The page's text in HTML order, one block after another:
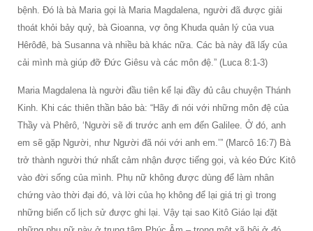
bệnh. Đó là bà Maria gọi là Maria Magdalena, người đã được giải
thoát khỏi bảy quỷ, bà Gioanna, vợ ông Khuda quản lý của vua
Hêrôđê, bà Susanna và nhiều bà khác nữa. Các bà này đã lấy của
cải mình mà giúp đỡ Đức Giêsu và các môn đệ.” (Luca 8:1-3)
Maria Magdalena là người đầu tiên kể lại đầy đủ câu chuyện Thánh
Kinh. Khi các thiên thần bảo bà: “Hãy đi nói với những môn đệ của
Thầy và Phêrô, ‘Người sẽ đi trước anh em đến Galilee. Ở đó, anh
em sẽ gặp Người, như Người đã nói với anh em.’” (Marcô 16:7) Bà
trở thành người thứ nhất cảm nhận được tiếng gọi, và kéo Đức Kitô
vào đời sống của mình. Phụ nữ không được dùng để làm nhân
chứng vào thời đại đó, và lời của họ không để lại giá trị gì trong
những biến cố lịch sử được ghi lại. Vậy tại sao Kitô Giáo lại đặt